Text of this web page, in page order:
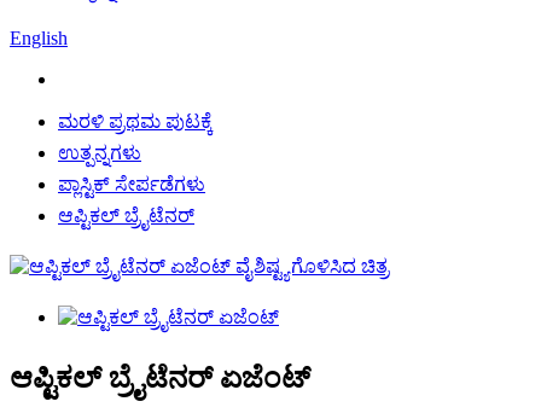
English
ಮರಳಿ ಪ್ರಥಮ ಪುಟಕ್ಕೆ
ಉತ್ಪನ್ನಗಳು
ಪ್ಲಾಸ್ಟಿಕ್ ಸೇರ್ಪಡೆಗಳು
ಆಪ್ಟಿಕಲ್ ಬ್ರೈಟೆನರ್
ಆಪ್ಟಿಕಲ್ ಬ್ರೈಟೆನರ್ ಏಜೆಂಟ್